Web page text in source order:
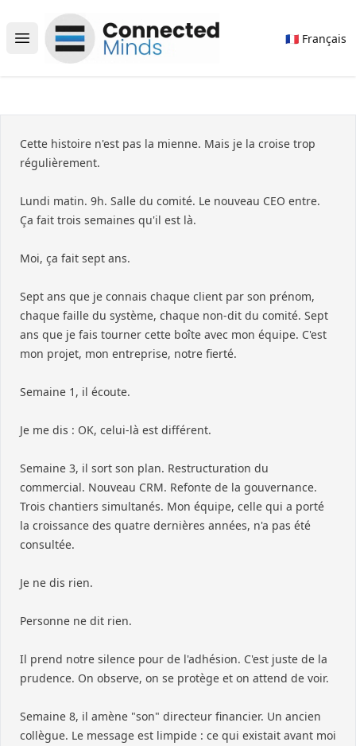
Open main menu
Connected Minds
🇫🇷 Français
Cette histoire n'est pas la mienne. Mais je la croise trop
régulièrement.
Lundi matin. 9h. Salle du comité. Le nouveau CEO entre.
Ça fait trois semaines qu'il est là.
Moi, ça fait sept ans.
Sept ans que je connais chaque client par son prénom,
chaque faille du système, chaque non-dit du comité. Sept
ans que je fais tourner cette boîte avec mon équipe. C'est
mon projet, mon entreprise, notre fierté.
Semaine 1, il écoute.
Je me dis : OK, celui-là est différent.
Semaine 3, il sort son plan. Restructuration du
commercial. Nouveau CRM. Refonte de la gouvernance.
Trois chantiers simultanés. Mon équipe, celle qui a porté
la croissance des quatre dernières années, n'a pas été
consultée.
Je ne dis rien.
Personne ne dit rien.
Il prend notre silence pour de l'adhésion. C'est juste de la
prudence. On observe, on se protège et on attend de voir.
Semaine 8, il amène "son" directeur financier. Un ancien
collègue. Le message est limpide : ce qui existait avant moi